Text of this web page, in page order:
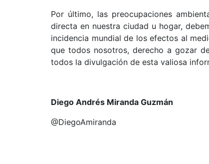
Por último, las preocupaciones
directa en nuestra ciudad u hogar,
incidencia mundial de los efectos al
que todos nosotros, derecho a gozar
todos la divulgación de esta valiosa
Diego Andrés Miranda Guzmán
@DiegoAmiranda